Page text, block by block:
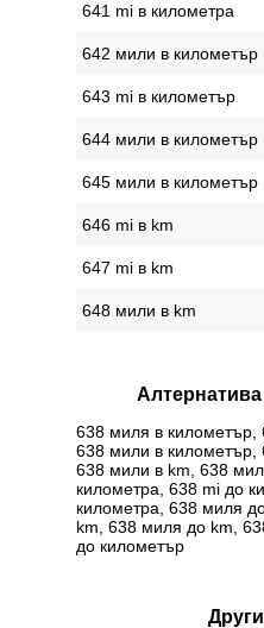
641 mi в километра
642 мили в километър
643 mi в километър
644 мили в километър
645 мили в километър
646 mi в km
647 mi в km
648 мили в km
638 миля в километър,
638 мили в километър,
638 мили в km, 638
километра, 638 mi до
километра, 638 миля
km, 638 миля до km,
до километър